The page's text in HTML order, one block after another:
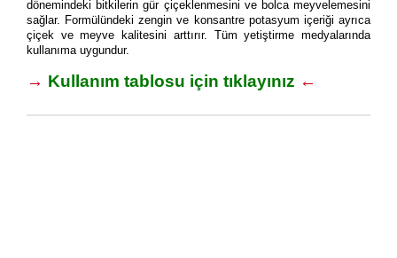
dönemindeki bitkilerin gür çiçeklenmesini ve bolca meyvelemesini
sağlar. Formülündeki zengin ve konsantre potasyum içeriği ayrıca
çiçek ve meyve kalitesini arttırır. Tüm yetiştirme medyalarında
kullanıma uygundur.
→ Kullanım tablosu için tıklayınız ←